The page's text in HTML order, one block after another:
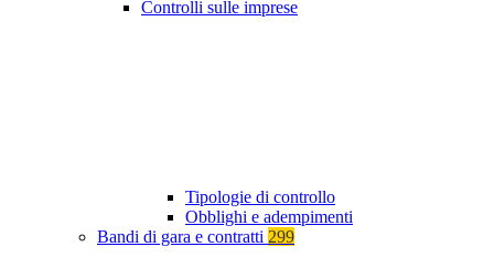
Controlli sulle imprese
Tipologie di controllo
Obblighi e adempimenti
Bandi di gara e contratti 299